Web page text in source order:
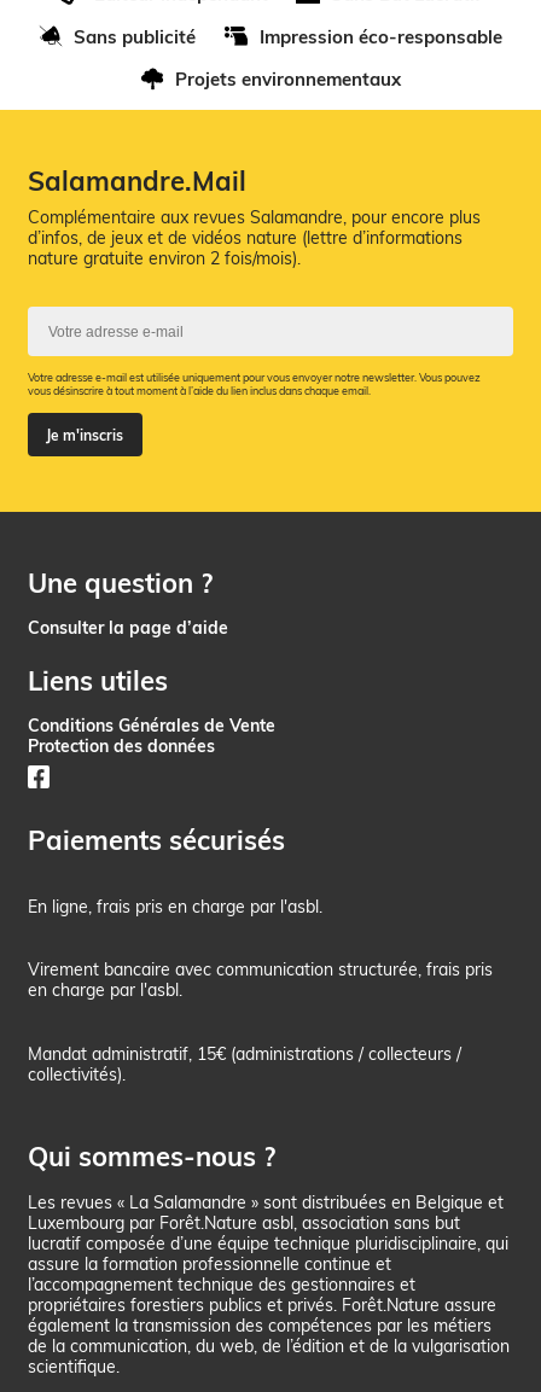
Sans publicité
Impression éco-responsable
Projets environnementaux
Salamandre.Mail
Complémentaire aux revues Salamandre, pour encore plus
d’infos, de jeux et de vidéos nature (lettre d’informations
nature gratuite environ 2 fois/mois).
Votre adresse e-mail est utilisée uniquement pour vous envoyer notre newsletter. Vous pouvez
vous désinscrire à tout moment à l’aide du lien inclus dans chaque email.
Je m'inscris
Une question ?
Consulter la page d’aide
Liens utiles
Conditions Générales de Vente
Protection des données
Paiements sécurisés
En ligne, frais pris en charge par l'asbl.
Virement bancaire avec communication structurée, frais pris
en charge par l'asbl.
Mandat administratif, 15€ (administrations / collecteurs /
collectivités).
Qui sommes-nous ?
Les revues « La Salamandre » sont distribuées en Belgique et
Luxembourg par Forêt.Nature asbl, association sans but
lucratif composée d’une équipe technique pluridisciplinaire, qui
assure la formation professionnelle continue et
l’accompagnement technique des gestionnaires et
propriétaires forestiers publics et privés. Forêt.Nature assure
également la transmission des compétences par les métiers
de la communication, du web, de l’édition et de la vulgarisation
scientifique.